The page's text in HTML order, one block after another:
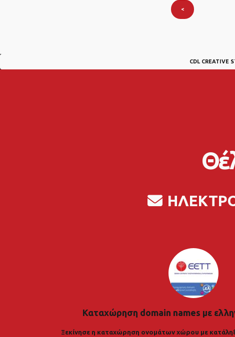
<
CDL CREATIVE
Καταχώρηση domain names με
Ξεκίνησε η καταχώρηση ονομάτων χώρου με